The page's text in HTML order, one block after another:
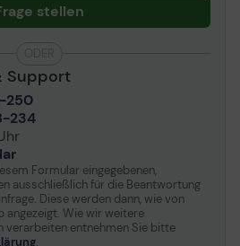
stellen
Support
250
234
Formular eingegebenen,
ausschließlich für die Beantwortung
Diese werden dann, wie von
angezeigt. Wie wir weitere
verarbeiten entnehmen Sie bitte
.